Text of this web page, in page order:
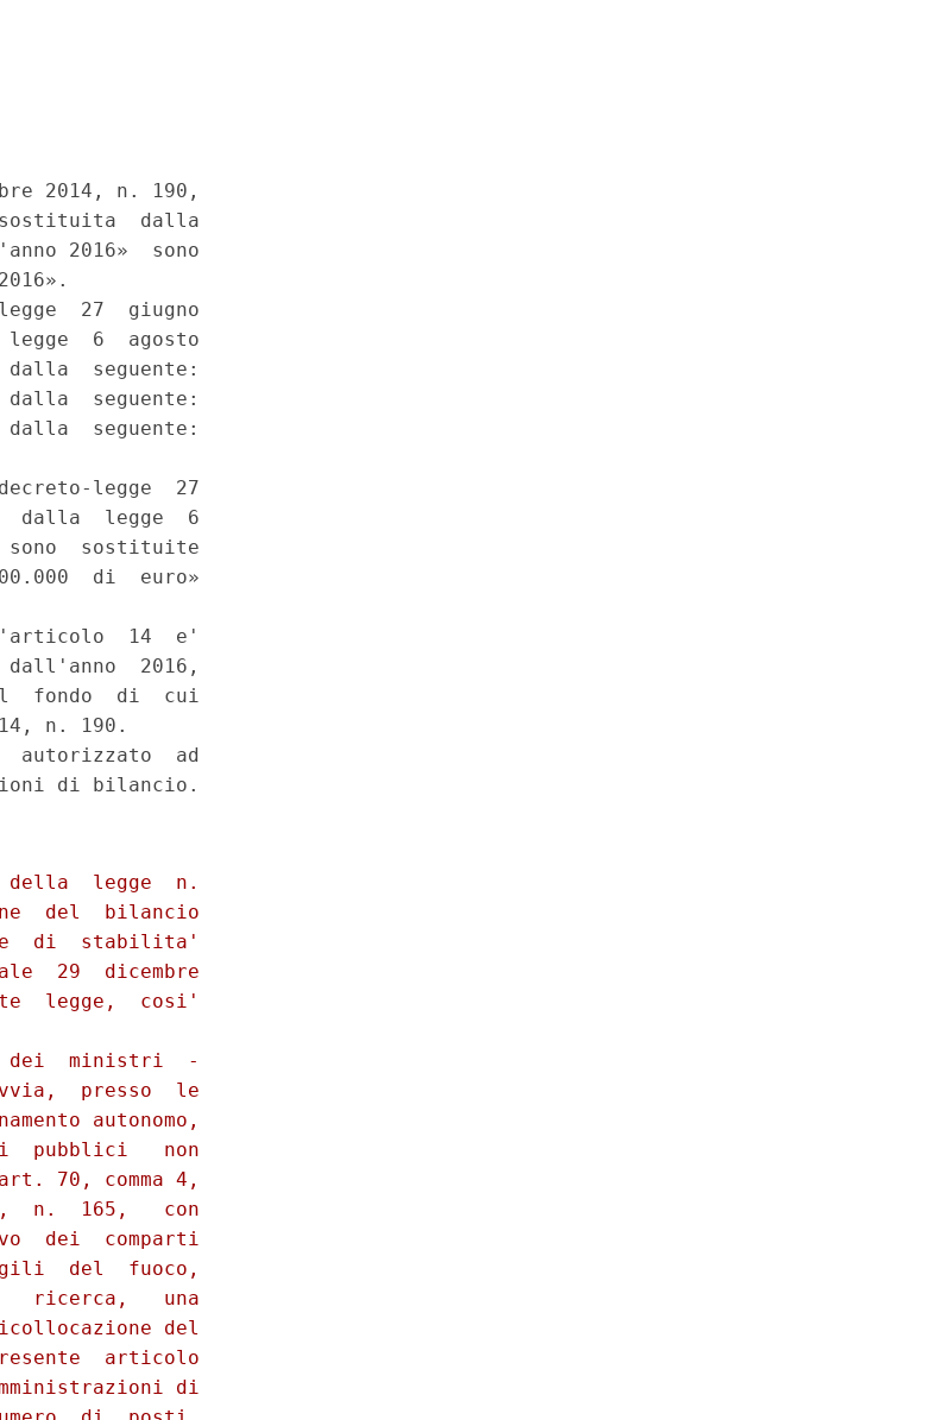
2014, n. 190,
sostituita  dalla
2016»  sono
27  giugno
6  agosto
seguente:
seguente:
seguente:
legge  27
dalla  legge  6
sono  sostituite
di  euro»
14  e'
2016,
fondo  di  cui
n. 190.
autorizzato  ad
legge  n.
del  bilancio
di  stabilita'
29  dicembre
legge,  cosi'
ministri  -
presso  le
autonomo,
pubblici   non
70, comma 4,
n.  165,   con
dei  comparti
del  fuoco,
ricerca,   una
del
articolo
di